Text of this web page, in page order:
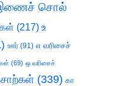
சொல்
(217) உ
ஊர் (91) எ வரிசைச்
(69) ஒ வரிசைச்
(339) கா